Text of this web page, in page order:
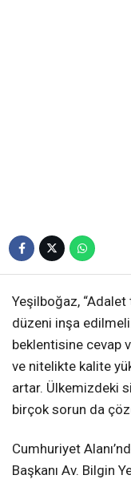
Yeşilboğaz,
düzeni inşa
beklentisine cevap
ve nitelikte kalite
artar. Ülkemizdeki
birçok sorun da
Cumhuriyet
Başkanı Av. Bilgin